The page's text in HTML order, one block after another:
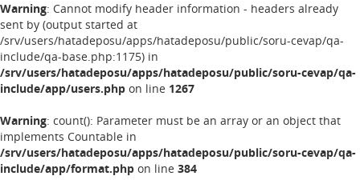
Warning: Cannot modify header information - headers already
sent by (output started at
/srv/users/hatadeposu/apps/hatadeposu/public/soru-cevap/qa-
include/qa-base.php:1175) in
/srv/users/hatadeposu/apps/hatadeposu/public/soru-cevap/qa-
include/app/users.php on line 1267
Warning: count(): Parameter must be an array or an object that
implements Countable in
/srv/users/hatadeposu/apps/hatadeposu/public/soru-cevap/qa-
include/app/format.php on line 384